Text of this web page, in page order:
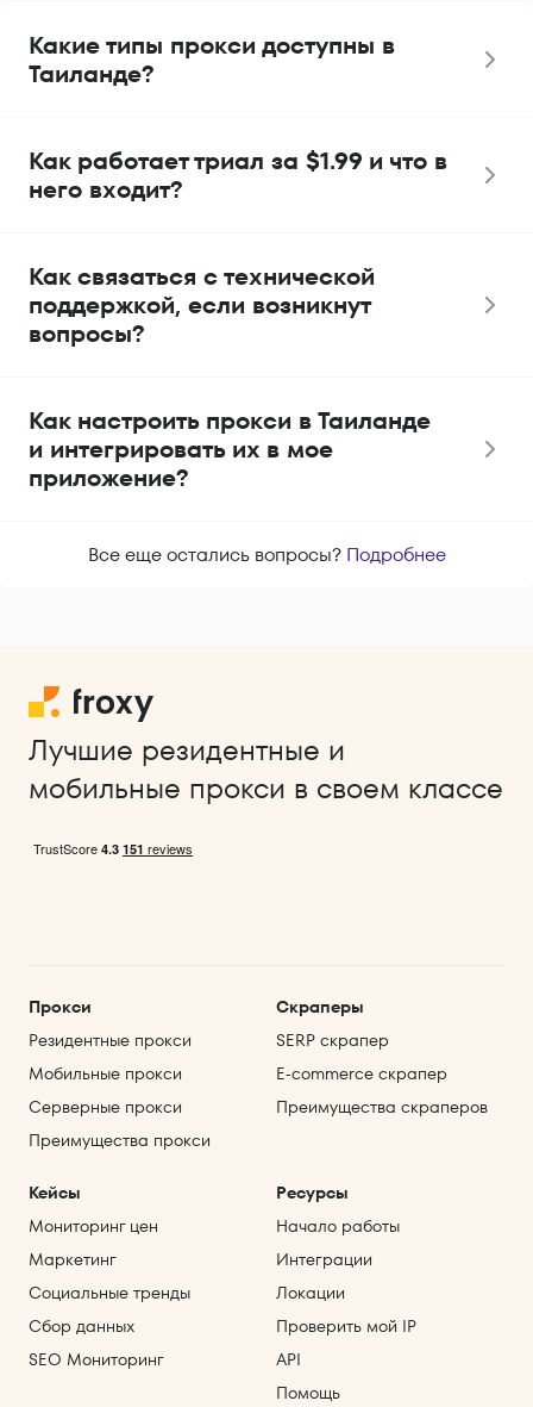
Какие типы прокси доступны в
Таиланде?
Как работает триал за $1.99 и что в
него входит?
Как связаться с технической
поддержкой, если возникнут
вопросы?
Как настроить прокси в Таиланде
и интегрировать их в мое
приложение?
Все еще остались вопросы? Подробнее
Лучшие резидентные и
мобильные прокси в своем классе
Прокси
Резидентные прокси
Мобильные прокси
Серверные прокси
Преимущества прокси
Скраперы
SERP скрапер
E‑commerce скрапер
Преимущества скраперов
Кейсы
Мониторинг цен
Маркетинг
Социальные тренды
Сбор данных
SEO Мониторинг
Ресурсы
Начало работы
Интеграции
Локации
Проверить мой IP
API
Помощь